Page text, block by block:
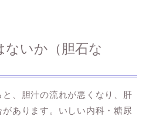
いか（胆石な
、胆汁の流れが悪くなり、肝
あります。いしい内科・糖尿